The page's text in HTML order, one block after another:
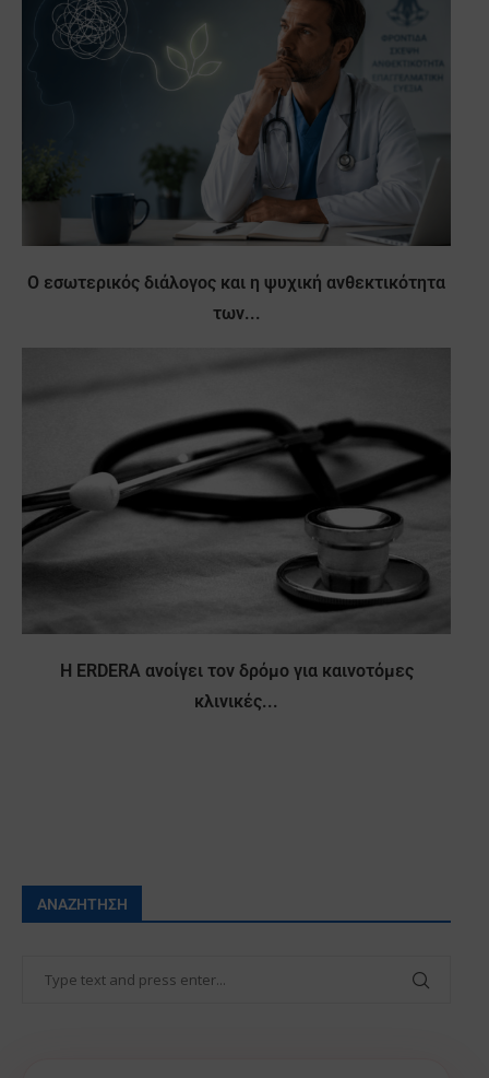
Ο εσωτερικός διάλογος και η ψυχική ανθεκτικότητα
των...
Η ERDERA ανοίγει τον δρόμο για καινοτόμες
κλινικές...
ΑΝΑΖΉΤΗΣΗ